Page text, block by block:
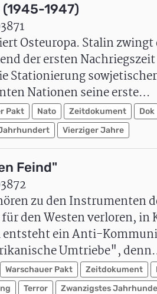
1947)
Osteuropa. Stalin
der ersten
Stationierung
Nationen seine erste…
Pakt Nato Zeitdokument Dok
Vierziger Jahre
Feind"
zu den Instrumenten
den Westen verloren,
entsteht ein Anti-
Umtriebe",
Warschauer Pakt Zeitdokument
Terror Zwanzigstes